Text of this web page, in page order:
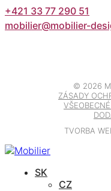
+421 33 77 290 51
mobilier@mobilier-
© 2026
ZÁSADY
TVORBA
SK
CZ